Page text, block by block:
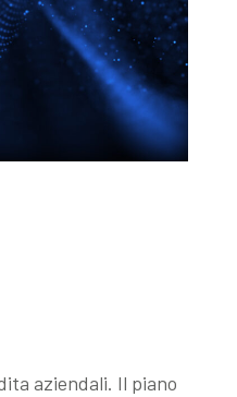
aziendali. Il piano